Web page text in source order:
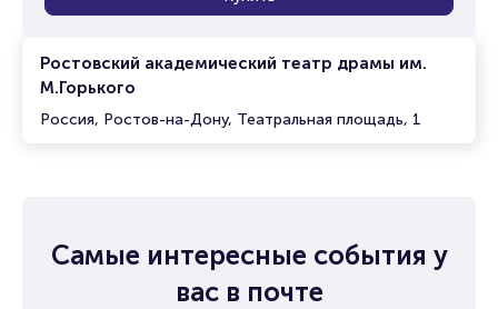
Ростовский академический театр драмы им.
М.Горького
Россия, Ростов-на-Дону, Театральная площадь, 1
Самые интересные события у
вас в почте